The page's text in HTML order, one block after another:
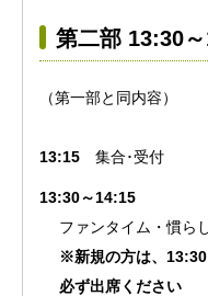
第二部 13:30
（第一部と同内容）
13:15 集合･受付
13:30～14:15
ファンタイム・慣ら
※新規の方は、
必ず出席ください